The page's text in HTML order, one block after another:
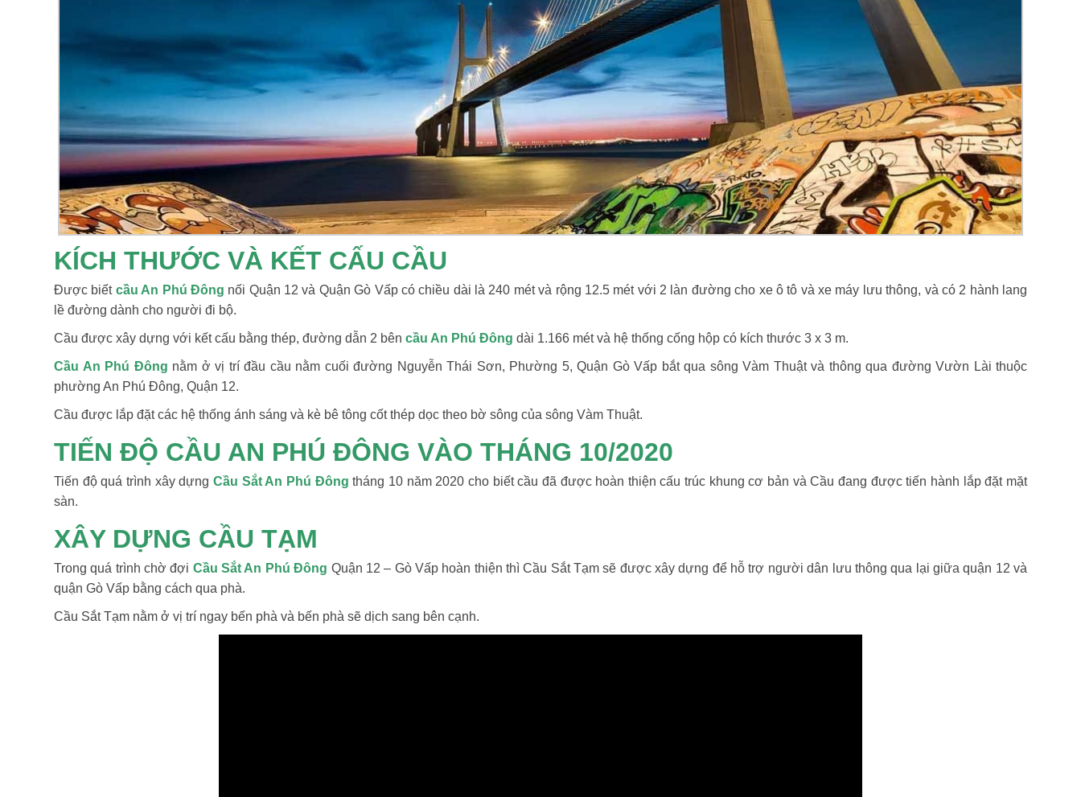
KÍCH THƯỚC VÀ KẾT CẤU CẦU
Được biết cầu An Phú Đông nối Quận 12 và Quận Gò Vấp có chiều dài là 240 mét và rộng 12.5 mét với 2 làn đường cho xe ô tô và xe máy lưu thông, và có 2 hành lang
lề đường dành cho người đi bộ.
Cầu được xây dựng với kết cấu bằng thép, đường dẫn 2 bên cầu An Phú Đông dài 1.166 mét và hệ thống cống hộp có kích thước 3 x 3 m.
Cầu An Phú Đông nằm ở vị trí đầu cầu nằm cuối đường Nguyễn Thái Sơn, Phường 5, Quận Gò Vấp bắt qua sông Vàm Thuật và thông qua đường Vườn Lài thuộc
phường An Phú Đông, Quận 12.
Cầu được lắp đặt các hệ thống ánh sáng và kè bê tông cốt thép dọc theo bờ sông của sông Vàm Thuật.
TIẾN ĐỘ CẦU AN PHÚ ĐÔNG VÀO THÁNG 10/2020
Tiến độ quá trình xây dựng Cầu Sắt An Phú Đông tháng 10 năm 2020 cho biết cầu đã được hoàn thiện cấu trúc khung cơ bản và Cầu đang được tiến hành lắp đặt mặt
sàn.
XÂY DỰNG CẦU TẠM
Trong quá trình chờ đợi Cầu Sắt An Phú Đông Quận 12 – Gò Vấp hoàn thiện thì Cầu Sắt Tạm sẽ được xây dựng để hỗ trợ người dân lưu thông qua lại giữa quận 12 và
quận Gò Vấp bằng cách qua phà.
Cầu Sắt Tạm nằm ở vị trí ngay bến phà và bến phà sẽ dịch sang bên cạnh.